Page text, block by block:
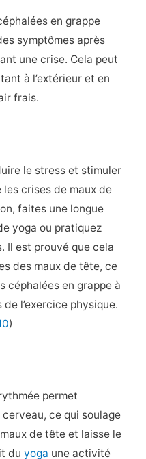
en grappe
symptômes après
une crise. Cela peut
à l’extérieur et en
frais.
le stress et stimuler
crises de maux de
faites une longue
yoga ou pratiquez
Il est prouvé que cela
des maux de tête, ce
céphalées en grappe à
l’exercice physique.
)
permet
cerveau, ce qui soulage
de tête et laisse le
du yoga une activité